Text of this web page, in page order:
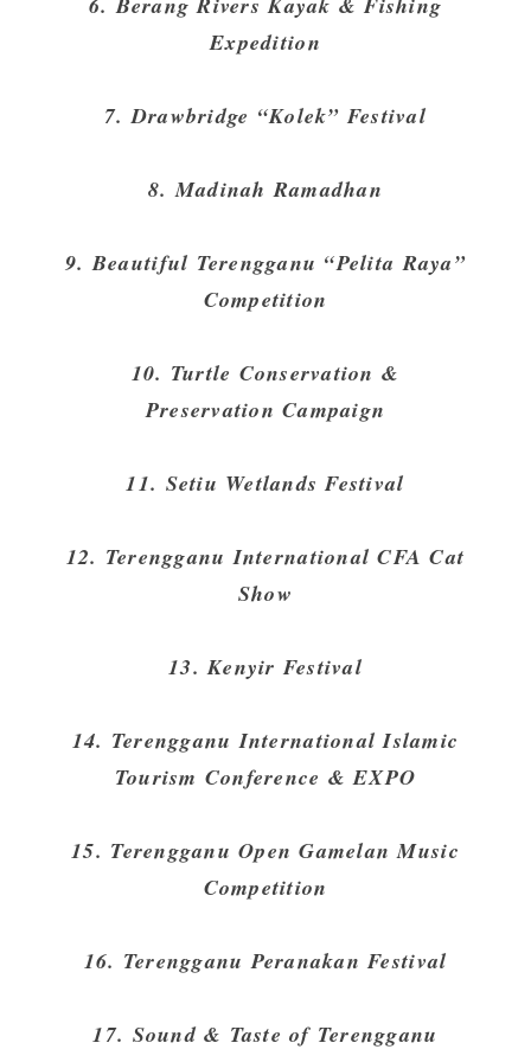
Expedition
7. Drawbridge “Kolek” Festival
8. Madinah Ramadhan
9. Beautiful Terengganu “Pelita Raya”
Competition
10. Turtle Conservation &
Preservation Campaign
11. Setiu Wetlands Festival
12. Terengganu International CFA Cat
Show
13. Kenyir Festival
14. Terengganu International Islamic
Tourism Conference & EXPO
15. Terengganu Open Gamelan Music
Competition
16. Terengganu Peranakan Festival
17. Sound & Taste of Terengganu